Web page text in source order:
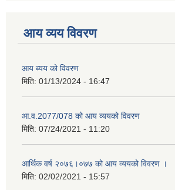
आय व्यय विवरण
आय ब्यय को विवरण
मिति: 01/13/2024 - 16:47
आ.व.2077/078 को आय व्ययको विवरण
मिति: 07/24/2021 - 11:20
आर्थिक वर्ष २०७६।०७७ को आय व्ययको विवरण ।
मिति: 02/02/2021 - 15:57